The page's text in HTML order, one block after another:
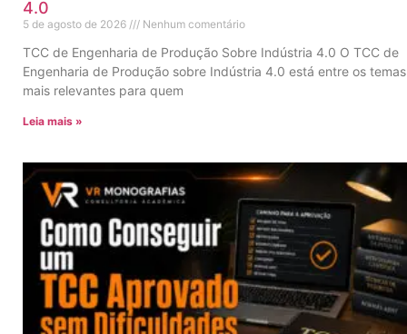
4.0
5 de agosto de 2026 Nenhum comentário
TCC de Engenharia de Produção Sobre Indústria 4.0 O TCC de
Engenharia de Produção sobre Indústria 4.0 está entre os temas
mais relevantes para quem
Leia mais »